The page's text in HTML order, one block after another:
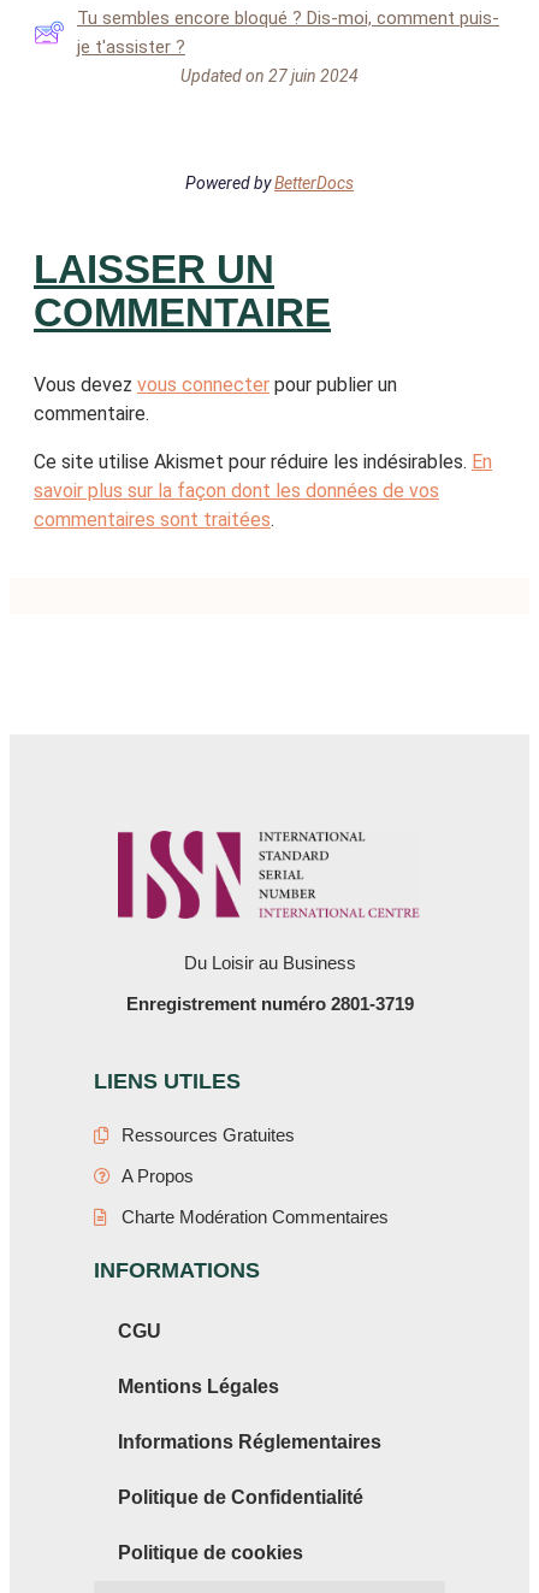
Tu sembles encore bloqué ? Dis-moi, comment puis-
je t'assister ?
Updated on 27 juin 2024
Powered byBetterDocs
LAISSER UN
COMMENTAIRE
Vous devez vous connecter pour publier un
commentaire.
Ce site utilise Akismet pour réduire les indésirables. En
savoir plus sur la façon dont les données de vos
commentaires sont traitées.
Du Loisir au Business
Enregistrement numéro 2801-3719
LIENS UTILES
Ressources Gratuites
A Propos
Charte Modération Commentaires
INFORMATIONS
CGU
Mentions Légales
Informations Réglementaires
Politique de Confidentialité
Politique de cookies